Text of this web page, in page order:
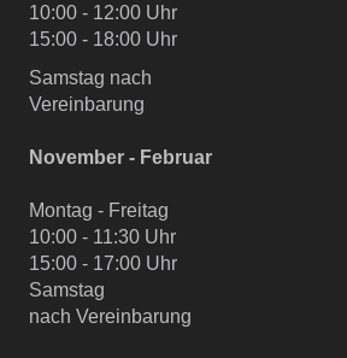
10:00 - 12:00 Uhr
15:00 - 18:00 Uhr
Samstag nach
Vereinbarung
November - Februar
Montag - Freitag
10:00 - 11:30 Uhr
15:00 - 17:00 Uhr
Samstag
nach Vereinbarung